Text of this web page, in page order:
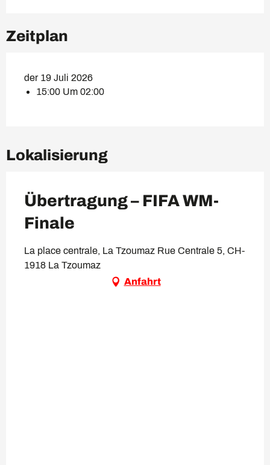
Zeitplan
der 19 Juli 2026
15:00 Um 02:00
Lokalisierung
Übertragung – FIFA WM-
Finale
La place centrale, La Tzoumaz Rue Centrale 5, CH-
1918 La Tzoumaz
Anfahrt